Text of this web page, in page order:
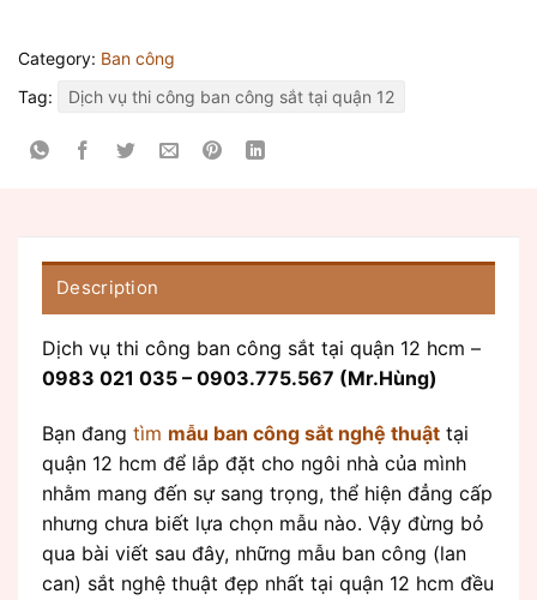
Category: Ban công
Tag:
Dịch vụ thi công ban công sắt tại quận 12
Description
Dịch vụ thi công ban công sắt tại quận 12 hcm –
0983 021 035 – 0903.775.567 (Mr.Hùng)
Bạn đang tìm mẫu ban công sắt nghệ thuật tại
quận 12 hcm để lắp đặt cho ngôi nhà của mình
nhằm mang đến sự sang trọng, thể hiện đẳng cấp
nhưng chưa biết lựa chọn mẫu nào. Vậy đừng bỏ
qua bài viết sau đây, những mẫu ban công (lan
can) sắt nghệ thuật đẹp nhất tại quận 12 hcm đều